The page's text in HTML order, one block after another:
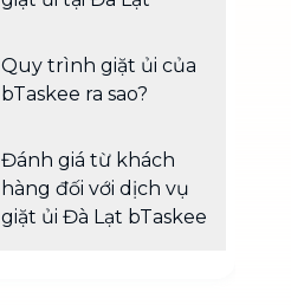
Quy trình giặt ủi của
bTaskee ra sao?
Đánh giá từ khách
hàng đối với dịch vụ
giặt ủi Đà Lạt bTaskee